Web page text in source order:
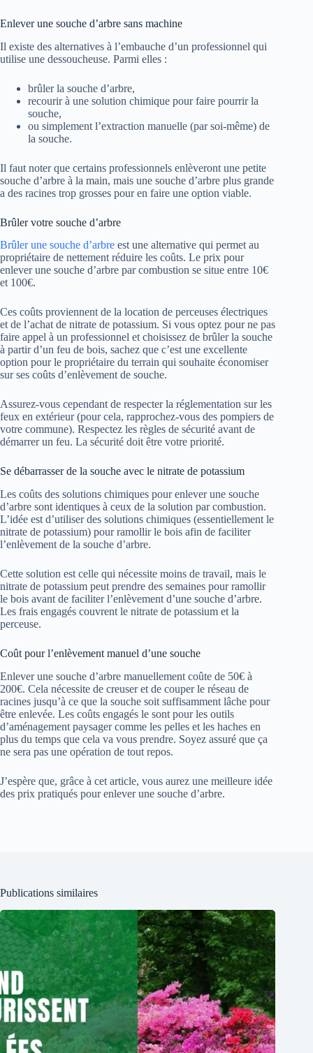
Enlever une souche d’arbre sans machine
Il existe des alternatives à l’embauche d’un professionnel qui
utilise une dessoucheuse. Parmi elles :
brûler la souche d’arbre,
recourir à une solution chimique pour faire pourrir la
souche,
ou simplement l’extraction manuelle (par soi-même) de
la souche.
Il faut noter que certains professionnels enlèveront une petite
souche d’arbre à la main, mais une souche d’arbre plus grande
a des racines trop grosses pour en faire une option viable.
Brûler votre souche d’arbre
Brûler une souche d’arbre est une alternative qui permet au
propriétaire de nettement réduire les coûts. Le prix pour
enlever une souche d’arbre par combustion se situe entre 10€
et 100€.
Ces coûts proviennent de la location de perceuses électriques
et de l’achat de nitrate de potassium. Si vous optez pour ne pas
faire appel à un professionnel et choisissez de brûler la souche
à partir d’un feu de bois, sachez que c’est une excellente
option pour le propriétaire du terrain qui souhaite économiser
sur ses coûts d’enlèvement de souche.
Assurez-vous cependant de respecter la réglementation sur les
feux en extérieur (pour cela, rapprochez-vous des pompiers de
votre commune). Respectez les règles de sécurité avant de
démarrer un feu. La sécurité doit être votre priorité.
Se débarrasser de la souche avec le nitrate de potassium
Les coûts des solutions chimiques pour enlever une souche
d’arbre sont identiques à ceux de la solution par combustion.
L’idée est d’utiliser des solutions chimiques (essentiellement le
nitrate de potassium) pour ramollir le bois afin de faciliter
l’enlèvement de la souche d’arbre.
Cette solution est celle qui nécessite moins de travail, mais le
nitrate de potassium peut prendre des semaines pour ramollir
le bois avant de faciliter l’enlèvement d’une souche d’arbre.
Les frais engagés couvrent le nitrate de potassium et la
perceuse.
Coût pour l’enlèvement manuel d’une souche
Enlever une souche d’arbre manuellement coûte de 50€ à
200€. Cela nécessite de creuser et de couper le réseau de
racines jusqu’à ce que la souche soit suffisamment lâche pour
être enlevée. Les coûts engagés le sont pour les outils
d’aménagement paysager comme les pelles et les haches en
plus du temps que cela va vous prendre. Soyez assuré que ça
ne sera pas une opération de tout repos.
J’espère que, grâce à cet article, vous aurez une meilleure idée
des prix pratiqués pour enlever une souche d’arbre.
Publications similaires